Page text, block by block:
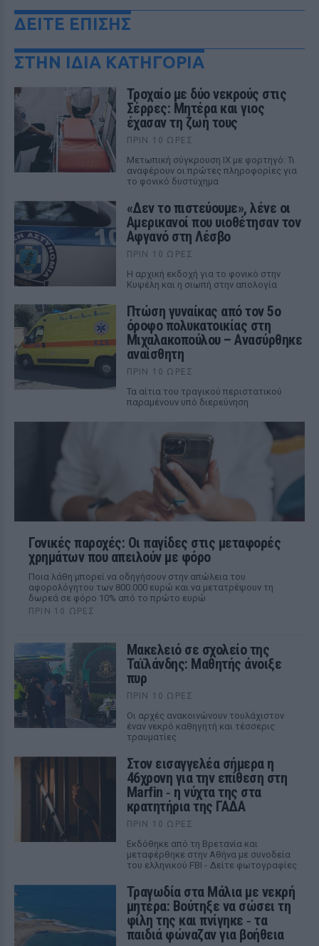
ΔΕΙΤΕ ΕΠΙΣΗΣ
ΣΤΗΝ ΙΔΙΑ ΚΑΤΗΓΟΡΙΑ
Τροχαίο με δύο νεκρούς στις
Σέρρες: Μητέρα και γιος
έχασαν τη ζωή τους
ΠΡΙΝ 10 ΏΡΕΣ
Μετωπική σύγκρουση ΙΧ με φορτηγό: Τι
αναφέρουν οι πρώτες πληροφορίες για
το φονικό δυστύχημα
«Δεν το πιστεύουμε», λένε οι
Αμερικανοί που υιοθέτησαν τον
Αφγανό στη Λέσβο
ΠΡΙΝ 10 ΏΡΕΣ
Η αρχική εκδοχή για το φονικό στην
Κυψέλη και η σιωπή στην απολογία
Πτώση γυναίκας από τον 5ο
όροφο πολυκατοικίας στη
Μιχαλακοπούλου – Ανασύρθηκε
αναίσθητη
ΠΡΙΝ 10 ΏΡΕΣ
Τα αίτια του τραγικού περιστατικού
παραμένουν υπό διερεύνηση
Γονικές παροχές: Οι παγίδες στις μεταφορές
χρημάτων που απειλούν με φόρο
Ποια λάθη μπορεί να οδηγήσουν στην απώλεια του
αφορολόγητου των 800.000 ευρώ και να μετατρέψουν τη
δωρεά σε φόρο 10% από το πρώτο ευρώ
ΠΡΙΝ 10 ΏΡΕΣ
Μακελειό σε σχολείο της
Ταϊλάνδης: Μαθητής άνοιξε
πυρ
ΠΡΙΝ 10 ΏΡΕΣ
Οι αρχές ανακοινώνουν τουλάχιστον
έναν νεκρό καθηγητή και τέσσερις
τραυματίες
Στον εισαγγελέα σήμερα η
46χρονη για την επίθεση στη
Marfin ‑ η νύχτα της στα
κρατητήρια της ΓΑΔΑ
ΠΡΙΝ 10 ΏΡΕΣ
Εκδόθηκε από τη Βρετανία και
μεταφέρθηκε στην Αθήνα με συνοδεία
του ελληνικού FBI - Δείτε φωτογραφίες
Τραγωδία στα Μάλια με νεκρή
μητέρα: Βούτηξε να σώσει τη
φίλη της και πνίγηκε ‑ τα
παιδιά φώναζαν για βοήθεια